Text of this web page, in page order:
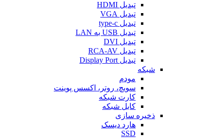
تبدیل HDMI
تبدیل VGA
تبدیل type-c
تبدیل USB به LAN
تبدیل DVI
تبدیل RCA-AV
تبدیل Display Port
شبکه
مودم
سویچ، روتر، اکسس پوینت
کارت شبکه
کابل شبکه
ذخیره سازی
هارد دیسک
SSD